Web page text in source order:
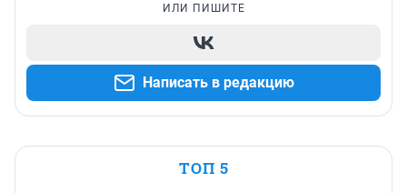
ИЛИ ПИШИТЕ
Написать в редакцию
ТОП 5